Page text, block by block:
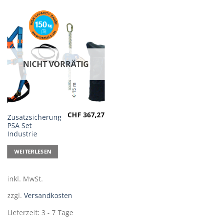
NICHT VORRÄTIG
Zusatzsicherung
PSA Set
Industrie
CHF 367,27
WEITERLESEN
inkl. MwSt.
zzgl. Versandkosten
Lieferzeit: 3 - 7 Tage